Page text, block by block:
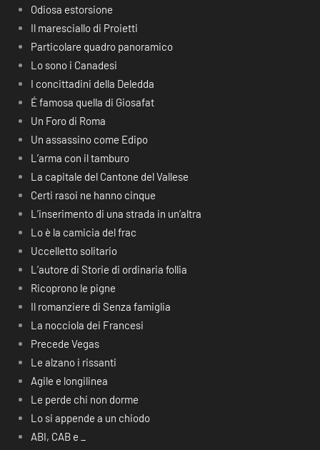
Odiosa estorsione
Il maresciallo di Proietti
Particolare quadro panoramico
Lo sono i Canadesi
I concittadini della Deledda
É famosa quella di Giosafat
Un Foro di Roma
Un assassino come Edipo
L’arma con il tamburo
La capitale del Cantone del Vallese
Certi rasoi ne hanno cinque
L’inserimento di una strada in un’altra
Lo è la camicia del frac
Uccelletto solitario
L’autore di Storie di ordinaria follia
Ricoprono le pigne
Il romanziere di Senza famiglia
La nocciola dei Francesi
Precede Vegas
Le alzano i rissanti
Agile e longilinea
Le perde chi non dorme
Lo si appende a un chiodo
ABI, CAB e _